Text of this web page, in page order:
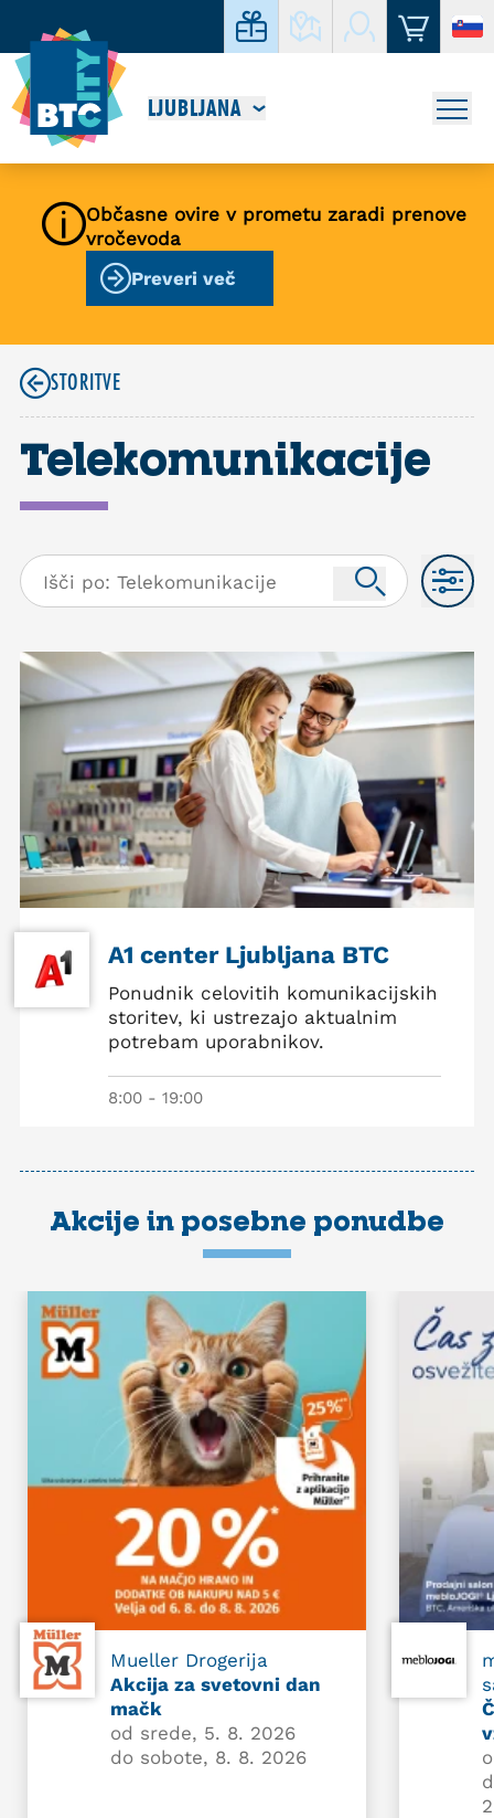
LJUBLJANA
Občasne ovire v prometu zaradi prenove
vročevoda
Preveri več
STORITVE
Telekomunikacije
A1 center Ljubljana BTC
Ponudnik celovitih komunikacijskih
storitev, ki ustrezajo aktualnim
potrebam uporabnikov.
8:00 - 19:00
Akcije in posebne ponudbe
Mueller Drogerija
Akcija za svetovni dan
mačk
od srede, 5. 8. 2026
do sobote, 8. 8. 2026